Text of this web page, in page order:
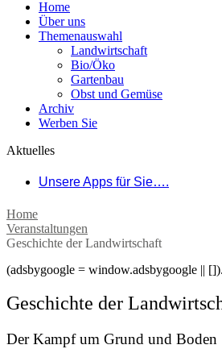
Home
Über uns
Themenauswahl
Landwirtschaft
Bio/Öko
Gartenbau
Obst und Gemüse
Archiv
Werben Sie
Aktuelles
Unsere Apps für Sie….
Home
Veranstaltungen
Geschichte der Landwirtschaft
(adsbygoogle = window.adsbygoogle ||
Geschichte der
Der Kampf um Grund und Boden